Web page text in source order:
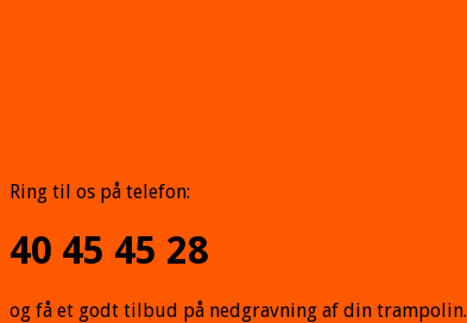
Ring til os på telefon:
40 45 45 28
og få et godt tilbud på nedgravning af din trampolin.